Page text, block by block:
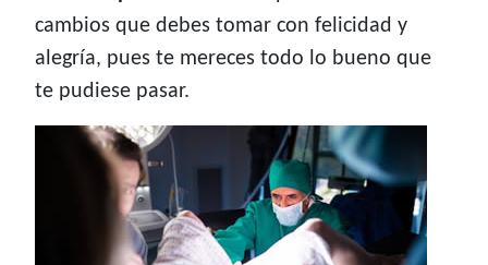
cambios que debes tomar con felicidad y
alegría, pues te mereces todo lo bueno que
te pudiese pasar.